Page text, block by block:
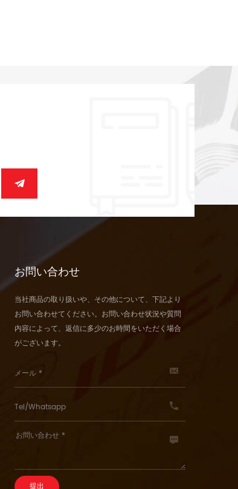
お問い合わせ
当社商品の取り扱いや、その他について、下記より
お問い合わせてください。お問い合わせ状況や質問
内容によって、返信に多少のお時間をいただく場合
がございます。